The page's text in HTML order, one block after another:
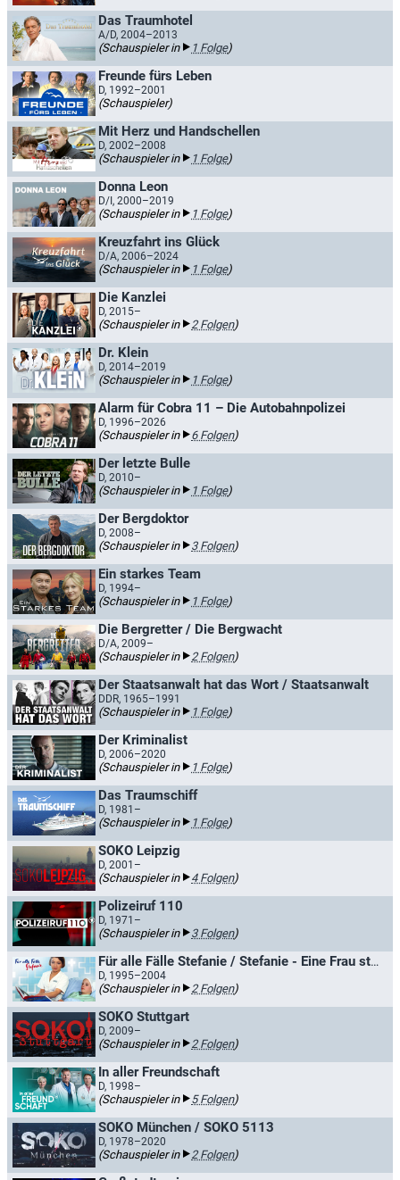
Das Traumhotel
A/D, 2004–2013
(Schauspieler in 1 Folge)
Freunde fürs Leben
D, 1992–2001
(Schauspieler)
Mit Herz und Handschellen
D, 2002–2008
(Schauspieler in 1 Folge)
Donna Leon
D/I, 2000–2019
(Schauspieler in 1 Folge)
Kreuzfahrt ins Glück
D/A, 2006–2024
(Schauspieler in 1 Folge)
Die Kanzlei
D, 2015–
(Schauspieler in 2 Folgen)
Dr. Klein
D, 2014–2019
(Schauspieler in 1 Folge)
Alarm für Cobra 11 – Die Autobahnpolizei
D, 1996–2026
(Schauspieler in 6 Folgen)
Der letzte Bulle
D, 2010–
(Schauspieler in 1 Folge)
Der Bergdoktor
D, 2008–
(Schauspieler in 3 Folgen)
Ein starkes Team
D, 1994–
(Schauspieler in 1 Folge)
Die Bergretter / Die Bergwacht
D/A, 2009–
(Schauspieler in 2 Folgen)
Der Staatsanwalt hat das Wort / Staatsanwalt
DDR, 1965–1991
(Schauspieler in 1 Folge)
Der Kriminalist
D, 2006–2020
(Schauspieler in 1 Folge)
Das Traumschiff
D, 1981–
(Schauspieler in 1 Folge)
SOKO Leipzig
D, 2001–
(Schauspieler in 4 Folgen)
Polizeiruf 110
D, 1971–
(Schauspieler in 3 Folgen)
Für alle Fälle Stefanie / Stefanie - Eine Frau startet durch
D, 1995–2004
(Schauspieler in 2 Folgen)
SOKO Stuttgart
D, 2009–
(Schauspieler in 2 Folgen)
In aller Freundschaft
D, 1998–
(Schauspieler in 5 Folgen)
SOKO München / SOKO 5113
D, 1978–2020
(Schauspieler in 2 Folgen)